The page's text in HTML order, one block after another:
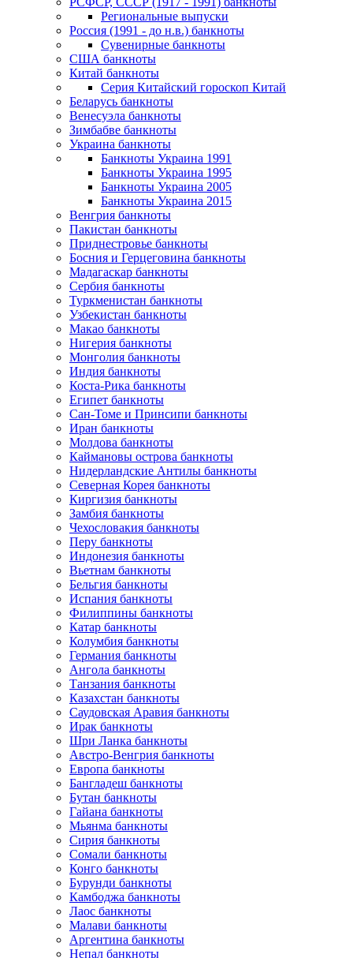
Региональные выпуски
Россия (1991 - до н.в.) банкноты
Сувенирные банкноты
США банкноты
Китай банкноты
Серия Китайский гороскоп Китай
Беларусь банкноты
Венесуэла банкноты
Зимбабве банкноты
Украина банкноты
Банкноты Украина 1991
Банкноты Украина 1995
Банкноты Украина 2005
Банкноты Украина 2015
Венгрия банкноты
Пакистан банкноты
Приднестровье банкноты
Босния и Герцеговина банкноты
Мадагаскар банкноты
Сербия банкноты
Туркменистан банкноты
Узбекистан банкноты
Макао банкноты
Нигерия банкноты
Монголия банкноты
Индия банкноты
Коста-Рика банкноты
Египет банкноты
Сан-Томе и Принсипи банкноты
Иран банкноты
Молдова банкноты
Каймановы острова банкноты
Нидерландские Антилы банкноты
Северная Корея банкноты
Киргизия банкноты
Замбия банкноты
Чехословакия банкноты
Перу банкноты
Индонезия банкноты
Вьетнам банкноты
Бельгия банкноты
Испания банкноты
Филиппины банкноты
Катар банкноты
Колумбия банкноты
Германия банкноты
Ангола банкноты
Танзания банкноты
Казахстан банкноты
Саудовская Аравия банкноты
Ирак банкноты
Шри Ланка банкноты
Австро-Венгрия банкноты
Европа банкноты
Бангладеш банкноты
Бутан банкноты
Гайана банкноты
Мьянма банкноты
Сирия банкноты
Сомали банкноты
Конго банкноты
Бурунди банкноты
Камбоджа банкноты
Лаос банкноты
Малави банкноты
Аргентина банкноты
Непал банкноты